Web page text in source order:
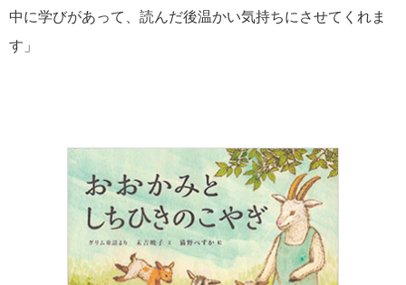
中に学びがあって、読んだ後温かい気持ちにさせてくれま
す」